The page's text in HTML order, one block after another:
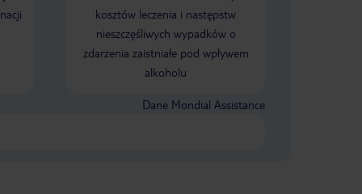
kosztów leczenia i następstw
nieszczęśliwych wypadków o
zdarzenia zaistniałe pod wpływem
alkoholu
Dane Mondial Assistance